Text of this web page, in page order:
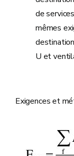
de
mêmes
U et
Exigences et